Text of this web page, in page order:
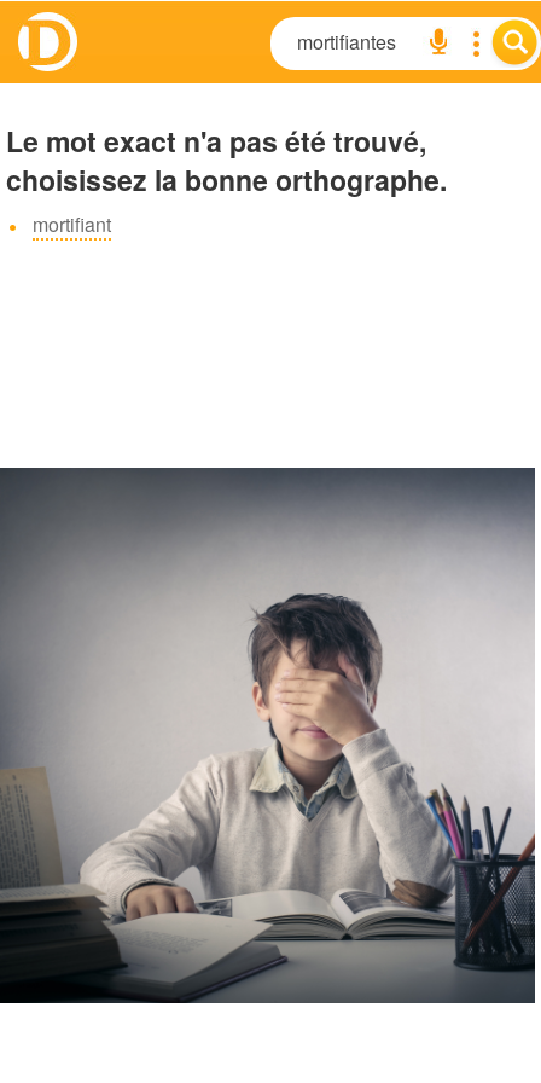
Le mot exact n'a pas été trouvé,
choisissez la bonne orthographe.
mortifiant